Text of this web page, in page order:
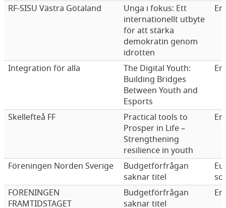
RF-SISU Västra Götaland
Unga i fokus: Ett
internationellt utbyte
för att stärka
demokratin genom
idrotten
Integration för alla
The Digital Youth:
Building Bridges
Between Youth and
Esports
Skellefteå FF
Practical tools to
Prosper in Life –
Strengthening
resilience in youth
Föreningen Norden Sverige
Budgetförfrågan
saknar titel
FORENINGEN
FRAMTIDSTAGET
Budgetförfrågan
saknar titel